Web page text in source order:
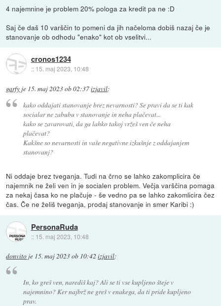
4 najemnine je problem 20% pologa za kredit pa ne :D
Saj če daš 10 varščin to pomeni da jih načeloma dobiš nazaj če je
stanovanje ob odhodu "enako" kot ob vselitvi...
cronos1234
:: 15. maj 2023, 10:48
garfy je 15. maj 2023 ob 02:37izjavil:
kako oddajati stanovanje brez nevarnosti? Se pravi da se ti kak
socialar ne zabubu v stanovanje in neha plačevat...
kako se zavarovati, da ga lahko takoj vržeš ven če neha
plačevat?
Kakšne so nevarnosti in vaše negativne izkušnje z oddajanjem
stanovanj?
Ni oddaje brez tveganja. Tudi na črno se lahko zakomplicira če
najemnik ne želi ven in je socialen problem. Večja varščina pomaga
za nekaj časa ko ne plačuje - še vedno pa se lahko zakomlicira čez
čas. Če ne želiš tveganja, prodaj stanovanje in smer Karibi :)
PersonaRuda
:: 15. maj 2023, 10:48
donvito je 15. maj 2023 ob 10:42 izjavil:
In, ko greš ven, narediš kaj? Ali se ti vse kupljeno šteje v
najemnino? Ker najbrž ne greš v enakega, da ti pride kupljeno
prav.